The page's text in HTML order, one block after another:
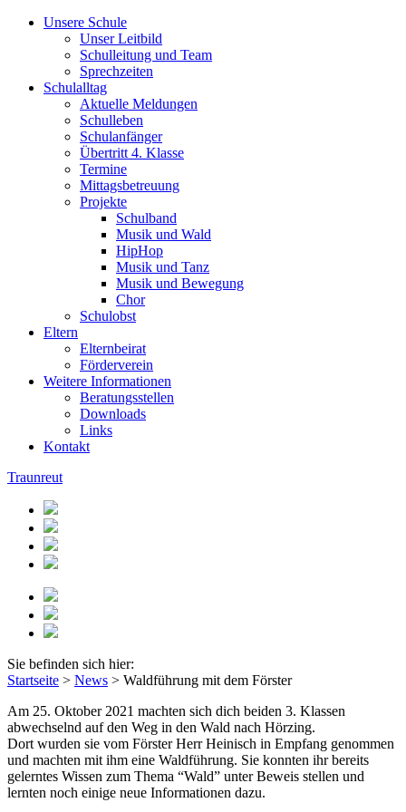
Unsere Schule
Unser Leitbild
Schulleitung und Team
Sprechzeiten
Schulalltag
Aktuelle Meldungen
Schulleben
Schulanfänger
Übertritt 4. Klasse
Termine
Mittagsbetreuung
Projekte
Schulband
Musik und Wald
HipHop
Musik und Tanz
Musik und Bewegung
Chor
Schulobst
Eltern
Elternbeirat
Förderverein
Weitere Informationen
Beratungsstellen
Downloads
Links
Kontakt
Traunreut
Sie befinden sich hier:
Startseite > News > Waldführung mit dem Förster
Am 25. Oktober 2021 machten sich dich beiden 3. Klassen
abwechselnd auf den Weg in den Wald nach Hörzing.
Dort wurden sie vom Förster Herr Heinisch in Empfang genommen
und machten mit ihm eine Waldführung. Sie konnten ihr bereits
gelerntes Wissen zum Thema “Wald” unter Beweis stellen und
lernten noch einige neue Informationen dazu.